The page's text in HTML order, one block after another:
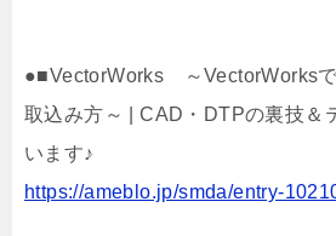
●■VectorWorks ～VectorWorks
取込み方～ | CAD・DTPの裏技＆
います♪
https://ameblo.jp/smda/entry-